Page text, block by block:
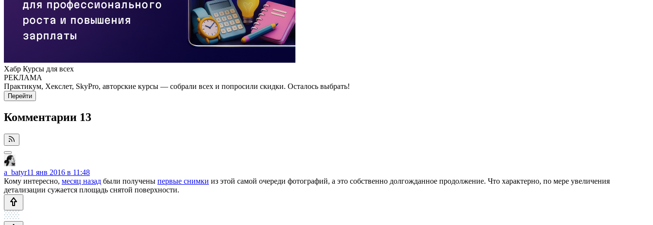
Хабр Курсы для всех
РЕКЛАМА
Практикум, Хекслет, SkyPro, авторские курсы — собрали всех и попросили скидки. Осталось выбрать!
Перейти
Комментарии 13
a_batyr11 янв 2016 в 11:48
Кому интересно, месяц назад были получены первые снимки из этой самой очереди фотографий, а это собственно долгожданное продолжение. Что характерно, по мере увеличения
детализации сужается площадь снятой поверхности.